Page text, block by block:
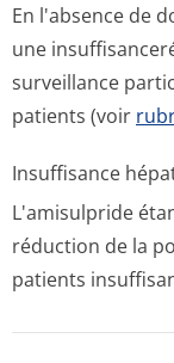
En l'absence de
une
surveillance
patients (voir
Insuffisance
L'amisulpride
réduction de la
patients